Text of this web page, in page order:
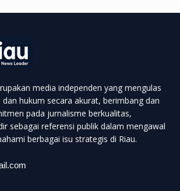
media independen yang mengulas
hukum secara akurat, berimbang dan
pada jurnalisme berkualitas,
sebagai referensi publik dalam mengawal
berbagai isu strategis di Riau.